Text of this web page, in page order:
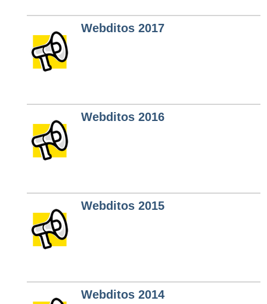
Webditos 2017
Webditos 2016
Webditos 2015
Webditos 2014